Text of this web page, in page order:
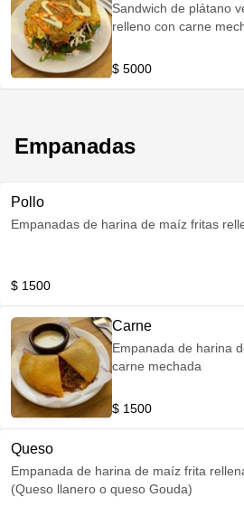
Sandwich de plátano
relleno con carne
gusto (pimentón y ajo-
$ 5000
Empanadas
Pollo
Empanadas de harina de maíz fritas
$ 1500
Carne
Empanada de harina
carne mechada
$ 1500
Queso
Empanada de harina de maíz frita
(Queso llanero o queso Gouda)